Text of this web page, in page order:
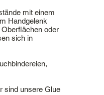
mit einem
Handgelenk
oder
sich in
sind unsere Glue